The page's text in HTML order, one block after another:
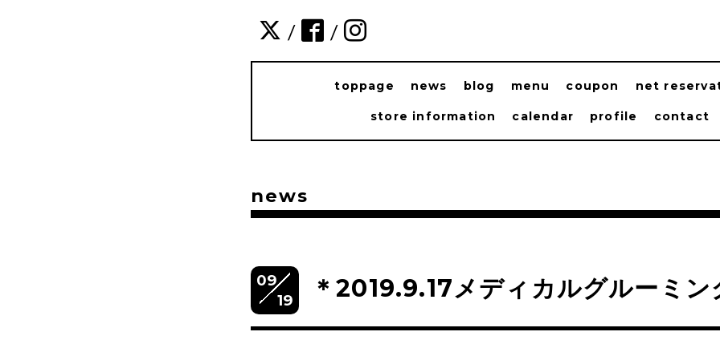
/ /
toppage news blog menu coupon net
store information calendar profile contact
news
09
19
＊2019.9.17メディカルグルーミン